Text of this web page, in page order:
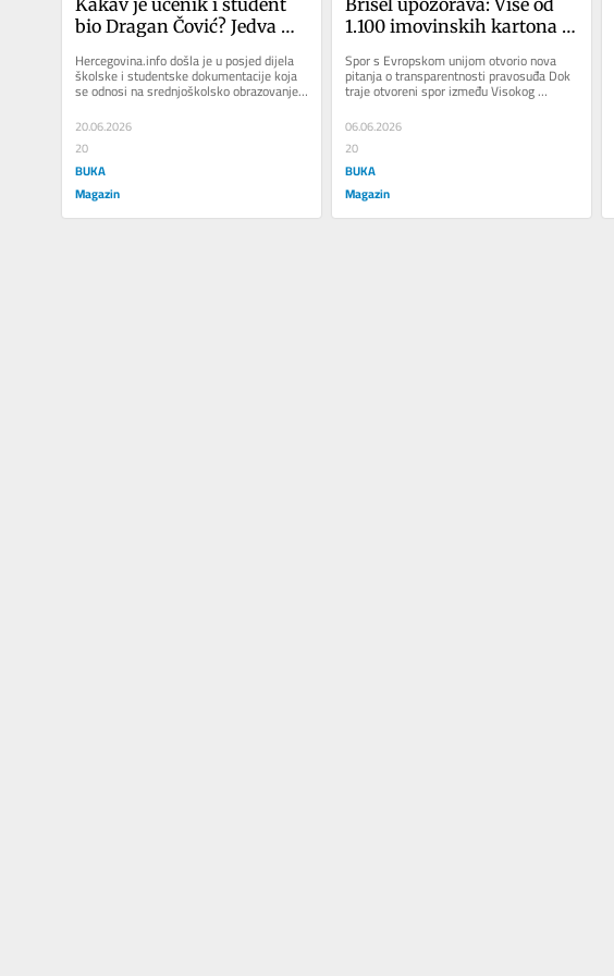
bio Dragan Čović? Jedva
matematike, nema potvrde
da je magistrirao?!
Hercegovina.info došla je u posjed dijela
školske i studentske dokumentacije koja
se odnosi na srednjoškolsko obrazovanje i
dodiplomski studij...
20.06.2026
20
BUKA
Magazin
1.100 imovinskih kartona
još skriveno od javnosti
Spor s Evropskom unijom otvorio nova
pitanja o transparentnosti pravosuđa Dok
traje otvoreni spor između Visokog
sudskog i tužilačkog vijeća...
06.06.2026
20
BUKA
Magazin